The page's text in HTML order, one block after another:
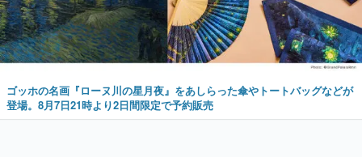
ゴッホの名画『ローヌ川の星月夜』をあしらった傘やトートバッグなどが
登場。8月7日21時より2日間限定で予約販売